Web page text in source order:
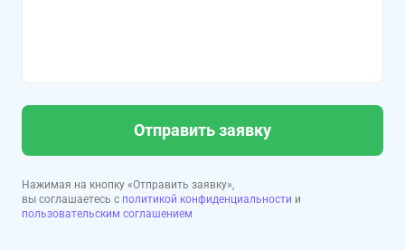
Отправить заявку
Нажимая на кнопку «Отправить заявку»,
вы соглашаетесь с политикой конфиденциальности и
пользовательским соглашением